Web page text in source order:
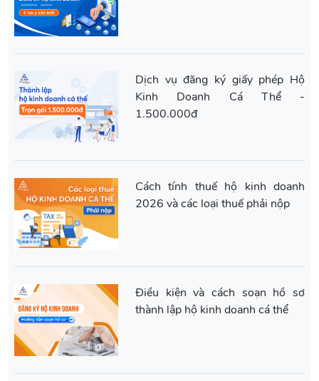
Dịch vụ đăng ký giấy phép Hộ
Kinh Doanh Cá Thể -
1.500.000đ
Cách tính thuế hộ kinh doanh
2026 và các loại thuế phải nộp
Điều kiện và cách soạn hồ sơ
thành lập hộ kinh doanh cá thể